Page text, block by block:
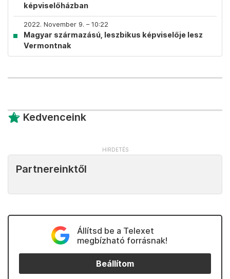
képviselőházban
2022. November 9. – 10:22
Magyar származású, leszbikus képviselője lesz
Vermontnak
Kedvenceink
Partnereinktől
Állítsd be a Telexet
megbízható forrásnak!
Beállítom